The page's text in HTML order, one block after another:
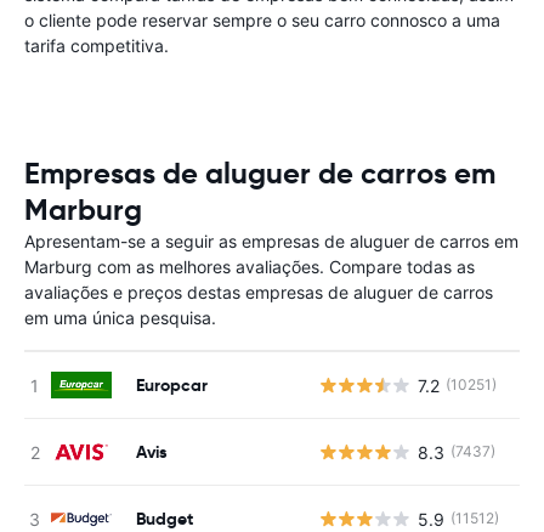
o cliente pode reservar sempre o seu carro connosco a uma
tarifa competitiva.
Empresas de aluguer de carros em
Marburg
Apresentam-se a seguir as empresas de aluguer de carros em
Marburg com as melhores avaliações. Compare todas as
avaliações e preços destas empresas de aluguer de carros
em uma única pesquisa.
Europcar 7.2 (10251)
Avis 8.3 (7437)
Budget 5.9 (11512)